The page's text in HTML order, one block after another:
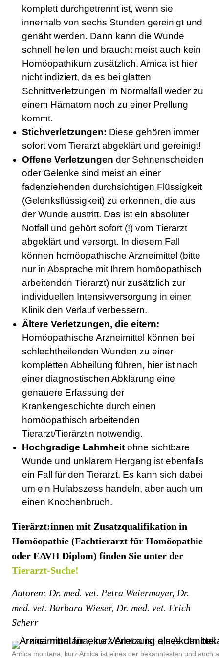
komplett durchgetrennt ist, wenn sie
innerhalb von sechs Stunden gereinigt und
genäht werden. Dann kann die Wunde
schnell heilen und braucht meist auch kein
Homöopathikum zusätzlich. Arnica ist hier
nicht indiziert, da es bei glatten
Schnittverletzungen im Normalfall weder zu
einem Hämatom noch zu einer Prellung
kommt.
Stichverletzungen: Diese gehören immer
sofort vom Tierarzt abgeklärt und gereinigt!
Offene Verletzungen der Sehnenscheiden
oder Gelenke sind meist an einer
fadenziehenden durchsichtigen Flüssigkeit
(Gelenksflüssigkeit) zu erkennen, die aus
der Wunde austritt. Das ist ein absoluter
Notfall und gehört sofort (!) vom Tierarzt
abgeklärt und versorgt. In diesem Fall
können homöopathische Arzneimittel (bitte
nur in Absprache mit Ihrem homöopathisch
arbeitenden Tierarzt) nur zusätzlich zur
individuellen Intensivversorgung in einer
Klinik den Verlauf verbessern.
Ältere Verletzungen, die eitern:
Homöopathische Arzneimittel können bei
schlechtheilenden Wunden zu einer
kompletten Abheilung führen, hier ist nach
einer diagnostischen Abklärung eine
genauere Erfassung der
Krankengeschichte durch einen
homöopathisch arbeitenden
Tierarzt/Tierärztin notwendig.
Hochgradige Lahmheit ohne sichtbare
Wunde und unklarem Hergang ist ebenfalls
ein Fall für den Tierarzt. Es kann sich dabei
um ein Hufabszess handeln, aber auch um
einen Knochenbruch.
Tierärzt:innen mit Zusatzqualifikation in
Homöopathie (Fachtierarzt für Homöopathie
oder EAVH Diplom) finden Sie unter der
Tierarzt-Suche!
Autoren: Dr. med. vet. Petra Weiermayer, Dr.
med. vet. Barbara Wieser, Dr. med. vet. Erich
Scherr
Arnica montana, kurz Arnica ist eines der bekanntesten und auch